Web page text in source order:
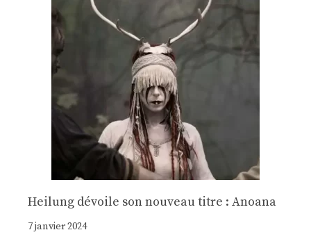
Heilung dévoile son nouveau titre : Anoana
7 janvier 2024